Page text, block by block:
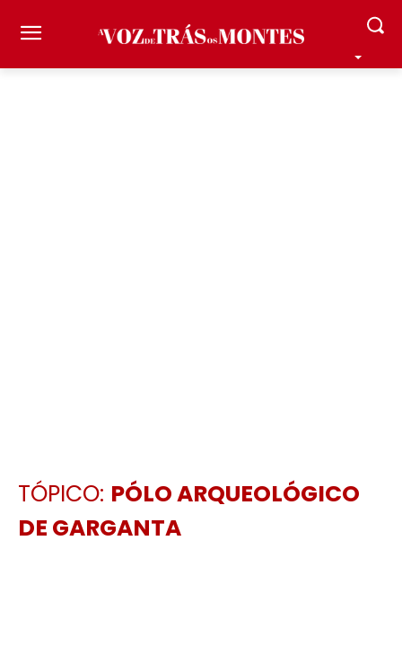
TÓPICO: PÓLO ARQUEOLÓGICO
DE GARGANTA